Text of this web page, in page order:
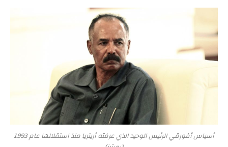
أسياس أفورقي الرئيس الوحيد الذي عرفته أريتريا منذ استقلالها عام 1993